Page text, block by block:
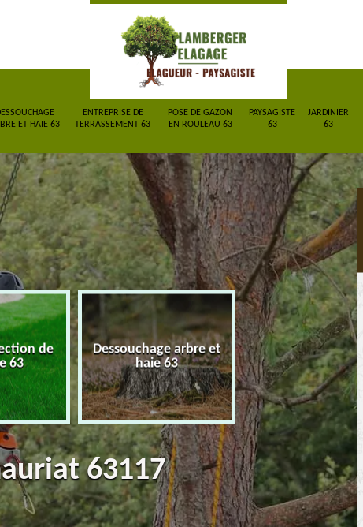
ET HAIE 63
ENTREPRISE DE
TERRASSEMENT 63
POSE DE GAZON
EN ROULEAU 63
PAYSAGISTE
63
JARDINIER
63
de
63
Dessouchage arbre et
haie 63
Entreprise de
terrassement 63
63117